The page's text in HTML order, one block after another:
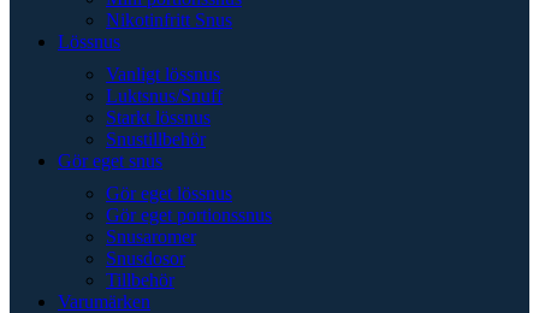
Nikotinfritt Snus
Lössnus
Vanligt lössnus
Luktsnus/Snuff
Starkt lössnus
Snustillbehör
Gör eget snus
Gör eget lössnus
Gör eget portionssnus
Snusaromer
Snusdosor
Tillbehör
Varumärken